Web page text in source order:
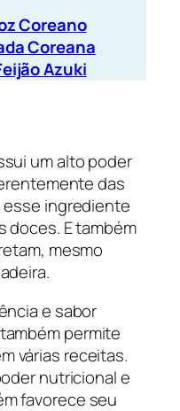
Coreano
Coreana
Azuki
um alto poder
das
ingrediente
doces. E também
mesmo
e sabor
permite
várias receitas.
nutricional e
favorece seu